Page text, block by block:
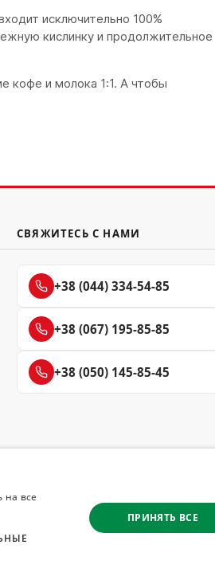
исключительно 100%
кислинку и продолжительное
кофе и молока 1:1. А чтобы
СВЯЖИТЕСЬ С НАМИ
+38 (044) 334-54-85
+38 (067) 195-85-85
+38 (050) 145-85-45
© 2008–2026 Магазин
Все материалы на
на все
ПРИНЯТЬ ВСЕ